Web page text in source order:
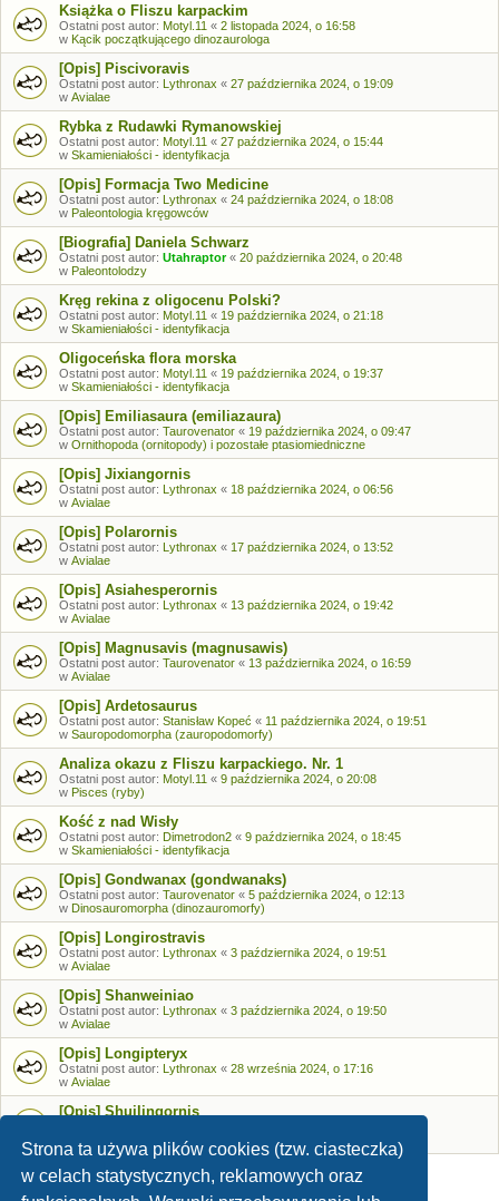
Strona ta używa plików cookies (tzw. ciasteczka)
w celach statystycznych, reklamowych oraz
Książka o Fliszu karpackim
Ostatni post autor: Motyl.11 « 2 listopada 2024, o 16:58
w Kącik początkującego dinozaurologa
[Opis] Piscivoravis
Ostatni post autor: Lythronax « 27 października 2024, o 19:09
w Avialae
Rybka z Rudawki Rymanowskiej
Ostatni post autor: Motyl.11 « 27 października 2024, o 15:44
w Skamieniałości - identyfikacja
[Opis] Formacja Two Medicine
Ostatni post autor: Lythronax « 24 października 2024, o 18:08
w Paleontologia kręgowców
[Biografia] Daniela Schwarz
Ostatni post autor: Utahraptor« 20 października 2024, o 20:48
w Paleontolodzy
Kręg rekina z oligocenu Polski?
Ostatni post autor: Motyl.11 « 19 października 2024, o 21:18
w Skamieniałości - identyfikacja
Oligoceńska flora morska
Ostatni post autor: Motyl.11 « 19 października 2024, o 19:37
w Skamieniałości - identyfikacja
[Opis] Emiliasaura (emiliazaura)
Ostatni post autor: Taurovenator « 19 października 2024, o 09:47
w Ornithopoda (ornitopody) i pozostałe ptasiomiedniczne
[Opis] Jixiangornis
Ostatni post autor: Lythronax « 18 października 2024, o 06:56
w Avialae
[Opis] Polarornis
Ostatni post autor: Lythronax « 17 października 2024, o 13:52
w Avialae
[Opis] Asiahesperornis
Ostatni post autor: Lythronax « 13 października 2024, o 19:42
w Avialae
[Opis] Magnusavis (magnusawis)
Ostatni post autor: Taurovenator « 13 października 2024, o 16:59
w Avialae
[Opis] Ardetosaurus
Ostatni post autor: Stanisław Kopeć « 11 października 2024, o 19:51
w Sauropodomorpha (zauropodomorfy)
Analiza okazu z Fliszu karpackiego. Nr. 1
Ostatni post autor: Motyl.11 « 9 października 2024, o 20:08
w Pisces (ryby)
Kość z nad Wisły
Ostatni post autor: Dimetrodon2 « 9 października 2024, o 18:45
w Skamieniałości - identyfikacja
[Opis] Gondwanax (gondwanaks)
Ostatni post autor: Taurovenator « 5 października 2024, o 12:13
w Dinosauromorpha (dinozauromorfy)
[Opis] Longirostravis
Ostatni post autor: Lythronax « 3 października 2024, o 19:51
w Avialae
[Opis] Shanweiniao
Ostatni post autor: Lythronax « 3 października 2024, o 19:50
w Avialae
[Opis] Longipteryx
Ostatni post autor: Lythronax « 28 września 2024, o 17:16
w Avialae
[Opis] Shuilingornis